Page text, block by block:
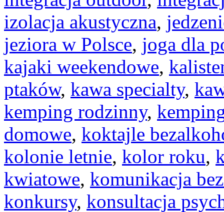
izolacja akustyczna,
jeziora w Polsce, joga dla
kajaki weekendowe,
ptaków, kawa specialty,
kemping rodzinny,
domowe, koktajle
kolonie letnie, kolor roku,
kwiatowe, komunikacja
konkursy, konsultacja